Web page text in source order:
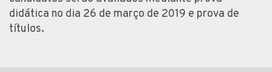
didática no dia 26 de março de 2019 e prova de
títulos.